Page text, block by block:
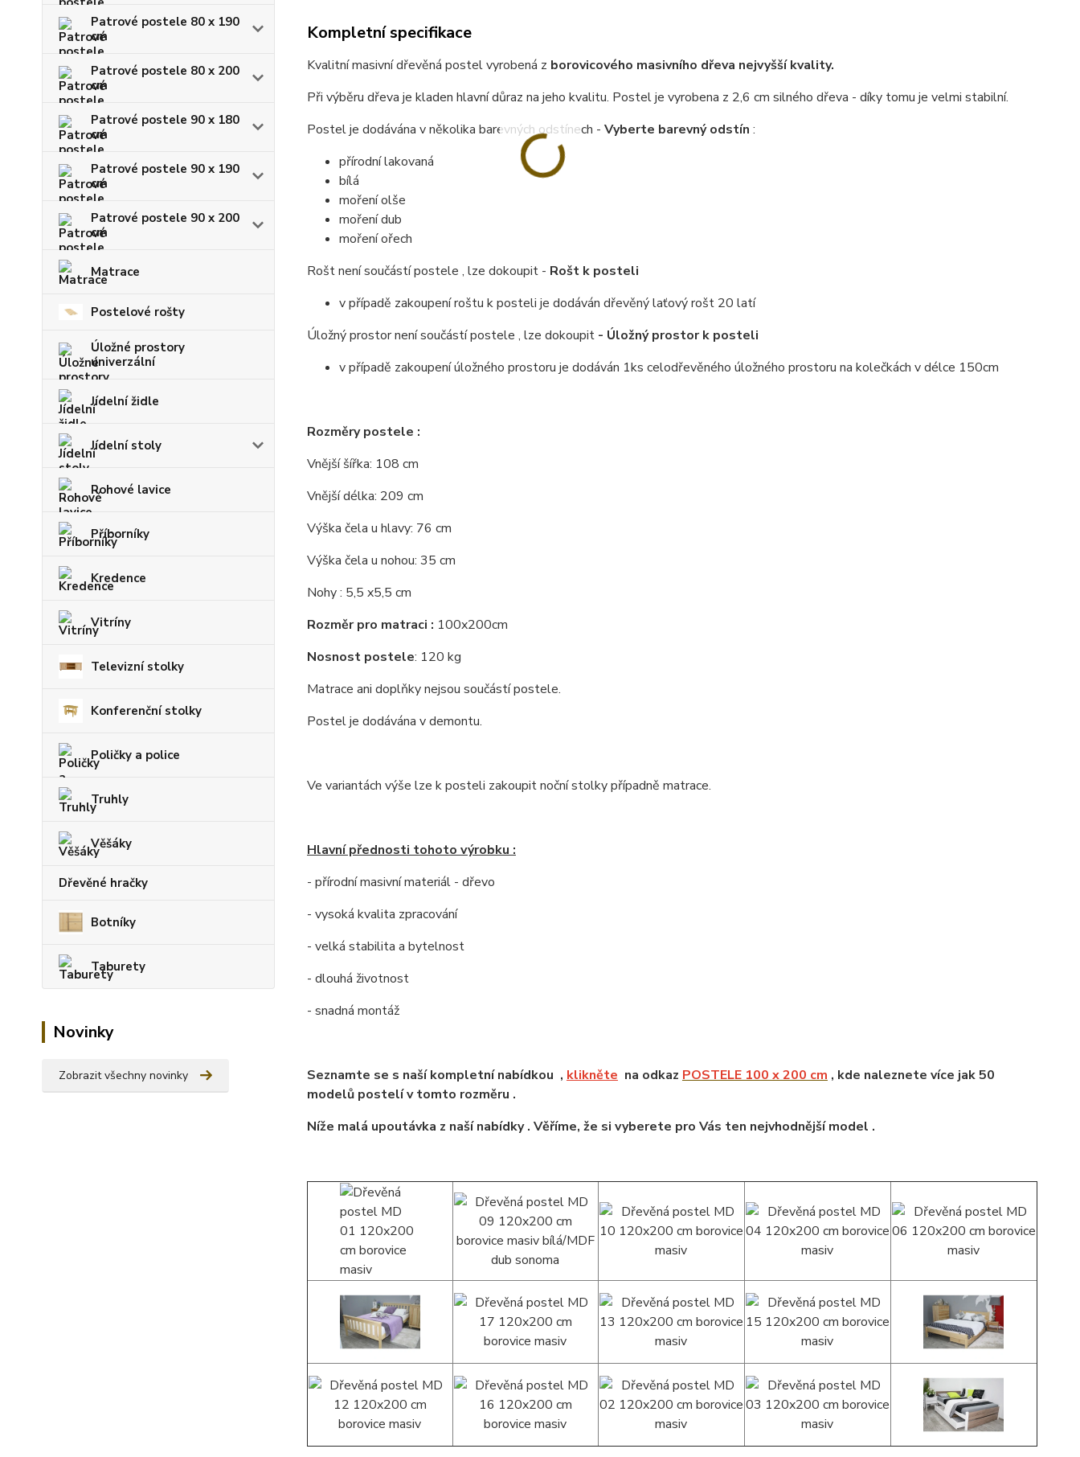
Patrové postele 80 x 190
cm
Patrové postele 80 x 200
cm
Patrové postele 90 x 180
cm
Patrové postele 90 x 190
cm
Patrové postele 90 x 200
cm
Matrace
Postelové rošty
Úložné prostory
univerzální
Jídelní židle
Jídelní stoly
Rohové lavice
Příborníky
Kredence
Vitríny
Televizní stolky
Konferenční stolky
Poličky a police
Truhly
Věšáky
Dřevěné hračky
Botníky
Taburety
Novinky
Zobrazit všechny novinky
Kompletní specifikace
Kvalitní masivní dřevěná postel vyrobená z borovicového masivního dřeva nejvyšší kvality.
Při výběru dřeva je kladen hlavní důraz na jeho kvalitu. Postel je vyrobena z 2,6 cm silného dřeva - díky tomu je velmi stabilní.
Postel je dodávána v několika barevných odstínech - Vyberte barevný odstín :
přírodní lakovaná
bílá
moření olše
moření dub
moření ořech
Rošt není součástí postele , lze dokoupit - Rošt k posteli
v případě zakoupení roštu k posteli je dodáván dřevěný laťový rošt 20 latí
Úložný prostor není součástí postele , lze dokoupit- Úložný prostor k posteli
v případě zakoupení úložného prostoru je dodáván 1ks celodřevěného úložného prostoru na kolečkách v délce 150cm
Rozměry postele :
Vnější šířka: 108 cm
Vnější délka: 209 cm
Výška čela u hlavy: 76 cm
Výška čela u nohou: 35 cm
Nohy : 5,5 x5,5 cm
Rozměr pro matraci : 100x200cm
Nosnost postele: 120 kg
Matrace ani doplňky nejsou součástí postele.
Postel je dodávána v demontu.
Ve variantách výše lze k posteli zakoupit noční stolky případně matrace.
Hlavní přednosti tohoto výrobku :
- přírodní masivní materiál - dřevo
- vysoká kvalita zpracování
- velká stabilita a bytelnost
- dlouhá životnost
- snadná montáž
Seznamte se s naší kompletní nabídkou , klikněte na odkaz POSTELE 100 x 200 cm , kde naleznete více jak 50
modelů postelí v tomto rozměru .
Níže malá upoutávka z naší nabídky . Věříme, že si vyberete pro Vás ten nejvhodnější model .